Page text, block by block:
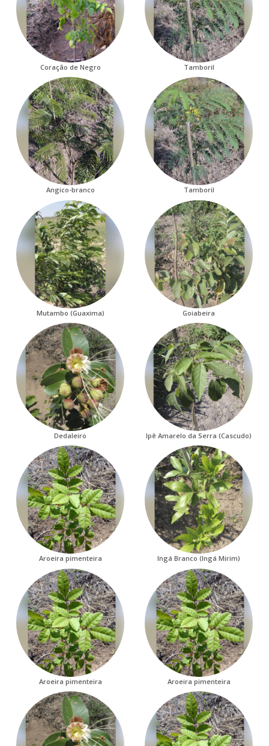
Coração de Negro Tamboril
Angico-branco Tamboril
Mutambo (Guaxima) Goiabeira
Dedaleiro Ipê Amarelo da Serra (Cascudo)
Aroeira pimenteira Ingá Branco (Ingá Mirim)
Aroeira pimenteira Aroeira pimenteira